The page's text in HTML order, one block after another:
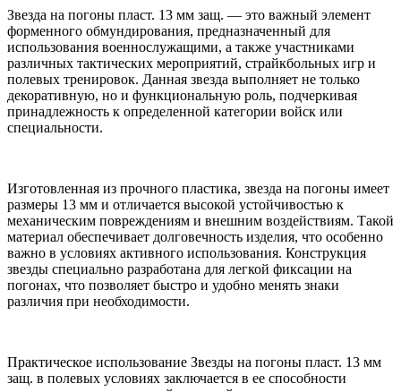
Звезда на погоны пласт. 13 мм защ. — это важный элемент
форменного обмундирования, предназначенный для
использования военнослужащими, а также участниками
различных тактических мероприятий, страйкбольных игр и
полевых тренировок. Данная звезда выполняет не только
декоративную, но и функциональную роль, подчеркивая
принадлежность к определенной категории войск или
специальности.
Изготовленная из прочного пластика, звезда на погоны имеет
размеры 13 мм и отличается высокой устойчивостью к
механическим повреждениям и внешним воздействиям. Такой
материал обеспечивает долговечность изделия, что особенно
важно в условиях активного использования. Конструкция
звезды специально разработана для легкой фиксации на
погонах, что позволяет быстро и удобно менять знаки
различия при необходимости.
Практическое использование Звезды на погоны пласт. 13 мм
защ. в полевых условиях заключается в ее способности